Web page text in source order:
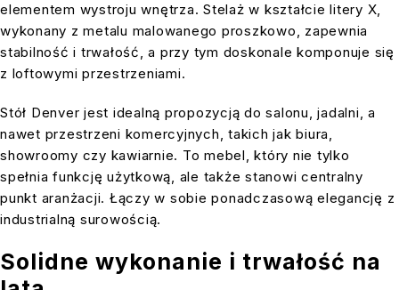
elementem wystroju wnętrza. Stelaż w kształcie litery X,
wykonany z metalu malowanego proszkowo, zapewnia
stabilność i trwałość, a przy tym doskonale komponuje się
z loftowymi przestrzeniami.
Stół Denver jest idealną propozycją do salonu, jadalni, a
nawet przestrzeni komercyjnych, takich jak biura,
showroomy czy kawiarnie. To mebel, który nie tylko
spełnia funkcję użytkową, ale także stanowi centralny
punkt aranżacji. Łączy w sobie ponadczasową elegancję z
industrialną surowością.
Solidne wykonanie i trwałość na